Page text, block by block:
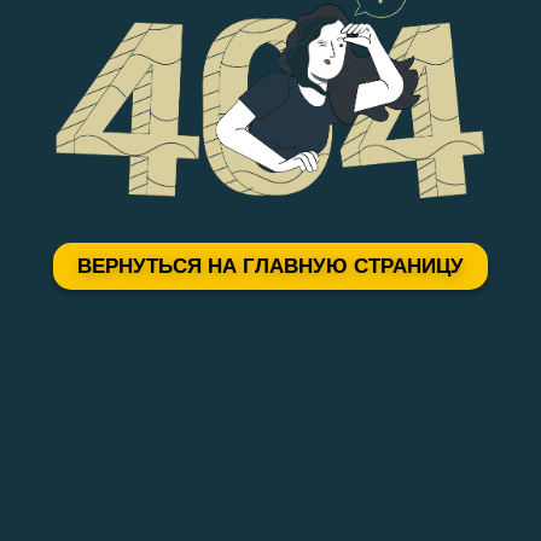
ВЕРНУТЬСЯ НА ГЛАВНУЮ СТРАНИЦУ